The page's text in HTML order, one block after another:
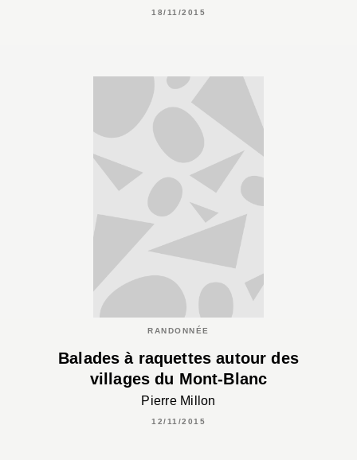
18/11/2015
RANDONNÉE
Balades à raquettes autour des
villages du Mont-Blanc
Pierre Millon
12/11/2015